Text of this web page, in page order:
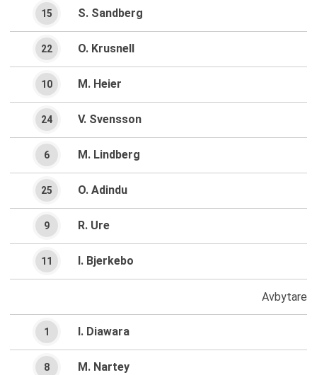
S. Sandberg
15
O. Krusnell
22
M. Heier
10
V. Svensson
24
M. Lindberg
6
O. Adindu
25
R. Ure
9
I. Bjerkebo
11
Avbytare
I. Diawara
1
M. Nartey
8